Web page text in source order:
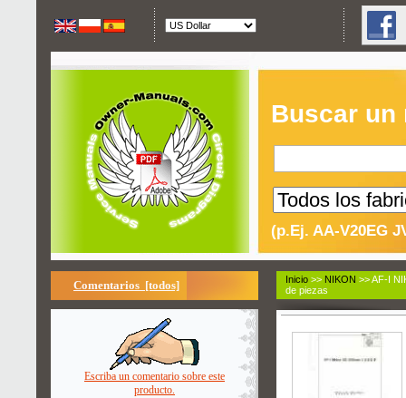
Buscar un
(p.Ej. AA-V20EG
Comentarios [todos]
Escriba un comentario sobre este
producto.
Inicio >> NIKON >> AF-I
de piezas